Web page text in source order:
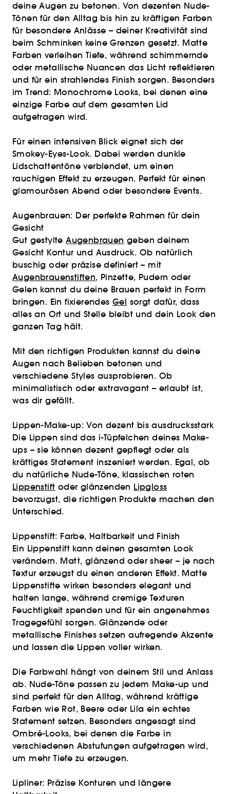
deine Augen zu betonen. Von dezenten Nude-
Tönen für den Alltag bis hin zu kräftigen Farben
für besondere Anlässe – deiner Kreativität sind
beim Schminken keine Grenzen gesetzt. Matte
Farben verleihen Tiefe, während schimmernde
oder metallische Nuancen das Licht reflektieren
und für ein strahlendes Finish sorgen. Besonders
im Trend: Monochrome Looks, bei denen eine
einzige Farbe auf dem gesamten Lid
aufgetragen wird.
Für einen intensiven Blick eignet sich der
Smokey-Eyes-Look. Dabei werden dunkle
Lidschattentöne verblendet, um einen
rauchigen Effekt zu erzeugen. Perfekt für einen
glamourösen Abend oder besondere Events.
Augenbrauen: Der perfekte Rahmen für dein
Gesicht
Gut gestylteAugenbrauen geben deinem
Gesicht Kontur und Ausdruck. Ob natürlich
buschig oder präzise definiert – mit
Augenbrauenstiften, Pinzette, Pudern oder
Gelen kannst du deine Brauen perfekt in Form
bringen. Ein fixierendes Gel sorgt dafür, dass
alles an Ort und Stelle bleibt und dein Look den
ganzen Tag hält.
Mit den richtigen Produkten kannst du deine
Augen nach Belieben betonen und
verschiedene Styles ausprobieren. Ob
minimalistisch oder extravagant – erlaubt ist,
was dir gefällt.
Lippen-Make-up: Von dezent bis ausdrucksstark
Die Lippen sind das i-Tüpfelchen deines Make-
ups – sie können dezent gepflegt oder als
kräftiges Statement inszeniert werden. Egal, ob
du natürliche Nude-Töne, klassischen roten
Lippenstift oder glänzenden Lipgloss
bevorzugst, die richtigen Produkte machen den
Unterschied.
Lippenstift: Farbe, Haltbarkeit und Finish
Ein Lippenstift kann deinen gesamten Look
verändern. Matt, glänzend oder sheer – je nach
Textur erzeugst du einen anderen Effekt. Matte
Lippenstifte wirken besonders elegant und
halten lange, während cremige Texturen
Feuchtigkeit spenden und für ein angenehmes
Tragegefühl sorgen. Glänzende oder
metallische Finishes setzen aufregende Akzente
und lassen die Lippen voller wirken.
Die Farbwahl hängt von deinem Stil und Anlass
ab. Nude-Töne passen zu jedem Make-up und
sind perfekt für den Alltag, während kräftige
Farben wie Rot, Beere oder Lila ein echtes
Statement setzen. Besonders angesagt sind
Ombré-Looks, bei denen die Farbe in
verschiedenen Abstufungen aufgetragen wird,
um mehr Tiefe zu erzeugen.
Lipliner: Präzise Konturen und längere